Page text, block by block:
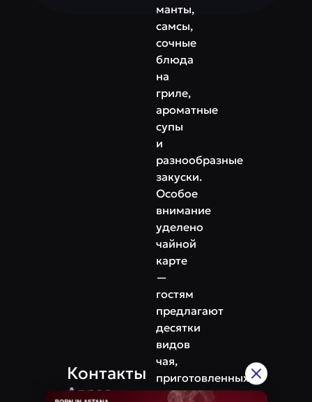
манты,
самсы,
сочные
блюда
на
гриле,
ароматные
супы
и
разнообразные
закуски.
Особое
внимание
уделено
чайной
карте
—
гостям
предлагают
десятки
видов
чая,
приготовленных
по
Контакты
Адрес